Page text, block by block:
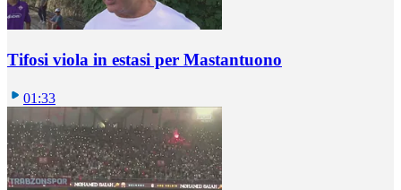
Tifosi viola in estasi per Mastantuono
01:33